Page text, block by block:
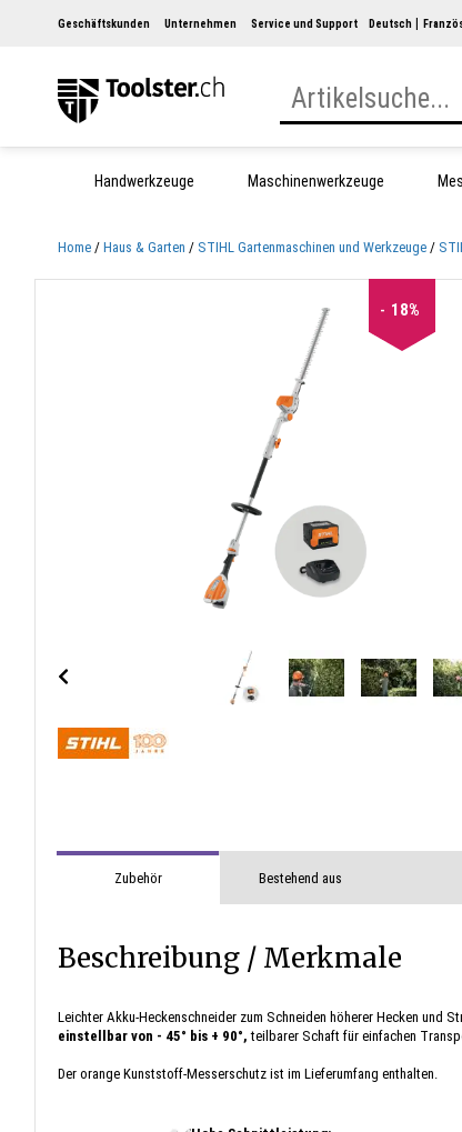
Geschäftskunden Unternehmen Service und Support Deutsch
Handwerkzeuge Maschinenwerkzeuge
Home Haus & Garten STIHL Gartenmaschinen und Werkzeuge
18%
Zubehör Bestehend aus
Beschreibung / Merkmale
Leichter Akku-Heckenschneider zum Schneiden höherer Hecken und
einstellbar von - 45° bis + 90°, teilbarer Schaft für einfachen
Der orange Kunststoff-Messerschutz ist im Lieferumfang enthalten.